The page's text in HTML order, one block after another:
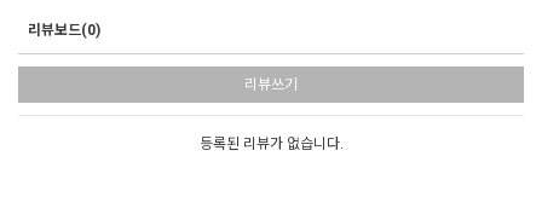
리뷰보드(0)
리뷰쓰기
등록된 리뷰가 없습니다.